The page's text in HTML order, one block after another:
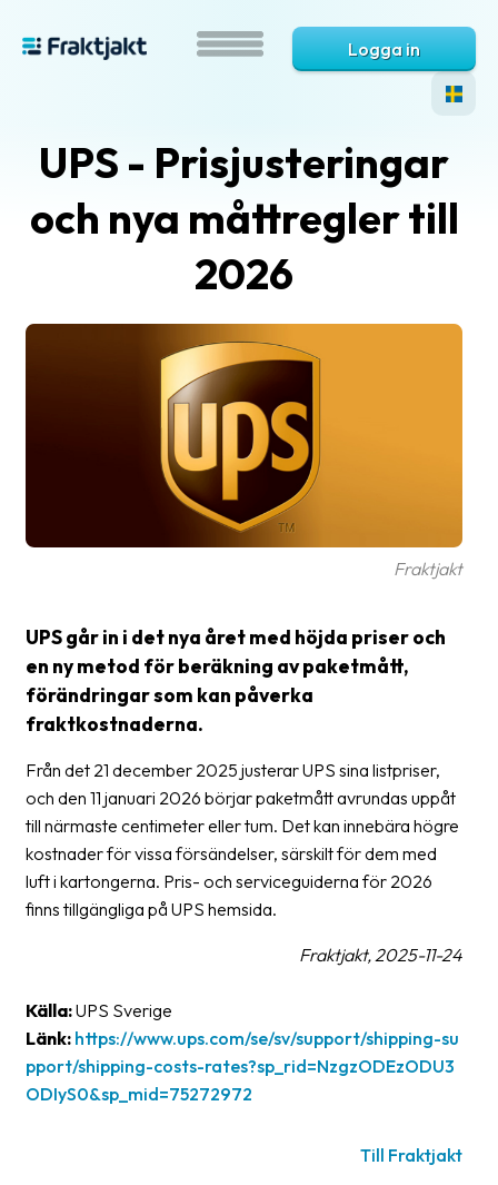
Paketering
Frakthandlingar
Tulldeklarationer
Leveransvillkor
Upphämtningar
Manualer
Streckkodsläsare
Kundtjänst
Om
Logga in
UPS - Prisjusteringar
och nya måttregler till
2026
Fraktjakt
UPS går in i det nya året med höjda priser och
en ny metod för beräkning av paketmått,
förändringar som kan påverka
fraktkostnaderna.
Från det 21 december 2025 justerar UPS sina listpriser,
och den 11 januari 2026 börjar paketmått avrundas uppåt
till närmaste centimeter eller tum. Det kan innebära högre
kostnader för vissa försändelser, särskilt för dem med
luft i kartongerna. Pris- och serviceguiderna för 2026
finns tillgängliga på UPS hemsida.
Fraktjakt, 2025-11-24
Källa:UPS Sverige
Länk: https://www.ups.com/se/sv/support/shipping-su
pport/shipping-costs-rates?sp_rid=NzgzODEzODU3
ODIyS0&sp_mid=75272972
Till Fraktjakt